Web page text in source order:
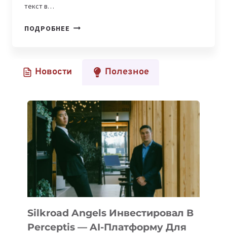
текст в…
ПОДРОБНЕЕ GETTY
ВНЕДРЯЮТ
СТОКОВЫЕ
ИЗОБРАЖЕНИЯ
Новости Полезное
Silkroad Angels Инвестировал В
Perceptis — AI-Платформу Для